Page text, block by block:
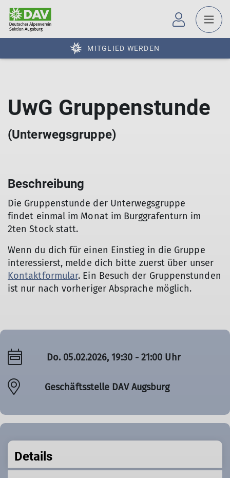
MITGLIED WERDEN
UwG Gruppenstunde
(Unterwegsgruppe)
Beschreibung
Die Gruppenstunde der Unterwegsgruppe
findet einmal im Monat im Burggrafenturn im
2ten Stock statt.
Wenn du dich für einen Einstieg in die Gruppe
interessierst, melde dich bitte zuerst über unser
Kontaktformular. Ein Besuch der Gruppenstunden
ist nur nach vorheriger Absprache möglich.
Do. 05.02.2026, 19:30 - 21:00 Uhr
Geschäftsstelle DAV Augsburg
Details